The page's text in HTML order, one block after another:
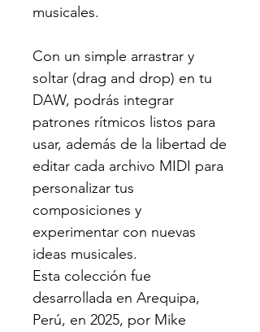
musicales.
Con un simple arrastrar y
soltar (drag and drop) en tu
DAW, podrás integrar
patrones rítmicos listos para
usar, además de la libertad de
editar cada archivo MIDI para
personalizar tus
composiciones y
experimentar con nuevas
ideas musicales.
Esta colección fue
desarrollada en Arequipa,
Perú, en 2025, por Mike